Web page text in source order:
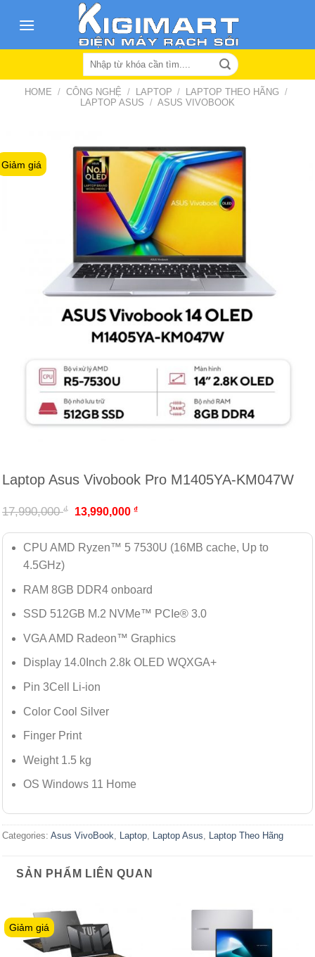
Search
HOME / CÔNG NGHỆ / LAPTOP / LAPTOP THEO HÃNG
/
LAPTOP ASUS / ASUS VIVOBOOK
Giảm giá
Laptop Asus Vivobook Pro M1405YA-KM047W
17,990,000₫ 13,990,000₫
CPU AMD Ryzen™ 5 7530U (16MB cache, Up to
4.5GHz)
RAM 8GB DDR4 onboard
SSD 512GB M.2 NVMe™ PCIe® 3.0
VGA AMD Radeon™ Graphics
Display 14.0Inch 2.8k OLED WQXGA+
Pin 3Cell Li-ion
Color Cool Silver
Finger Print
Weight 1.5 kg
OS Windows 11 Home
Categories: Asus VivoBook, Laptop, Laptop Asus, Laptop Theo Hãng
SẢN PHẨM LIÊN QUAN
Giảm giá